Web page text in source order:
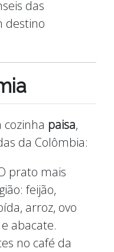
das
destino
paisa,
da Colômbia:
prato mais
feijão,
arroz, ovo
abacate.
no café da